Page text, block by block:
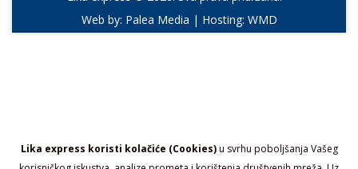
Lika express koristi kolačiće (Cookies)u svrhu poboljšanja Vašeg
Web by: Palea Media | Hosting: WMD